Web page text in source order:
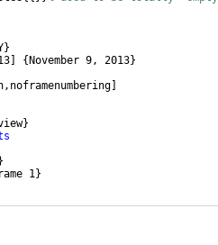
}
{ November 9, 2013}
}
}
1}